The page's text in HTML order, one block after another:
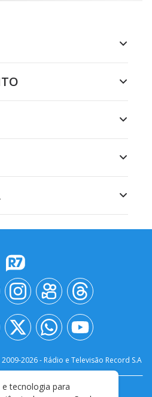
2026- Rádio e Televisão Record S.A
CONOSCO PRIVACIDADE
tecnologia para